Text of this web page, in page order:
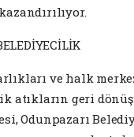
ve halk
atıkların geri
Odunpazarı